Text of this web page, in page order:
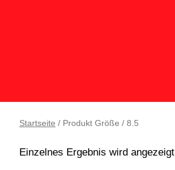
Startseite / Produkt Größe / 8.5
Einzelnes Ergebnis wird angezeigt